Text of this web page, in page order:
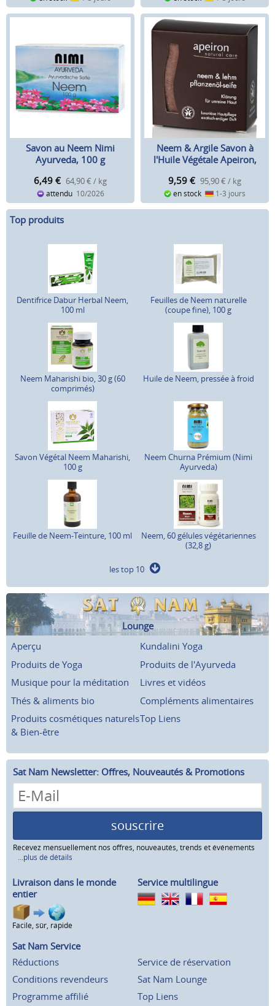
Savon au Neem Nimi
Ayurveda, 100 g
6,49 € 64,90 € / kg
attendu 10/2026
Neem & Argile Savon à
l'Huile Végétale Apeiron,
9,59 € 95,90 € / kg
en stock 1-3 jours
Top produits
Dentifrice Dabur Herbal Neem,
100 ml
Feuilles de Neem naturelle
(coupe fine), 100 g
Neem Maharishi bio, 30 g (60
comprimés)
Huile de Neem, pressée à froid
Savon Végétal Neem Maharishi,
100 g
Neem Churna Prémium (Nimi
Ayurveda)
Feuille de Neem-Teinture, 100 ml
Neem, 60 gélules végétariennes
(32,8 g)
les top 10
Lounge
Aperçu
Kundalini Yoga
Produits de Yoga
Produits de l'Ayurveda
Musique pour la méditation
Livres et vidéos
Thés & aliments bio
Compléments alimentaires
Produits cosmétiques naturels
& Bien-être
Top Liens
Sat Nam Newsletter: Offres, Nouveautés & Promotions
souscrire
Recevez mensuellement nos offres, nouveautés, trends et événements
...plus de détails
Livraison dans le monde
entier
Facile, sûr, rapide
Service multilingue
Sat Nam Service
Réductions
Conditions revendeurs
Programme affilié
Service de réservation
Sat Nam Lounge
Top Liens